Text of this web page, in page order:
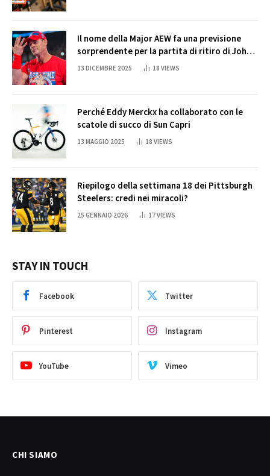
Il nome della Major AEW fa una previsione
sorprendente per la partita di ritiro di John
Cena
13 DICEMBRE 2025 18 VIEWS
Perché Eddy Merckx ha collaborato con le
scatole di succo di Sun Capri
13 MAGGIO 2025 18 VIEWS
Riepilogo della settimana 18 dei Pittsburgh
Steelers: credi nei miracoli?
25 GENNAIO 2026 17VIEWS
STAY IN TOUCH
Facebook Twitter
Pinterest Instagram
YouTube Vimeo
CHI SIAMO